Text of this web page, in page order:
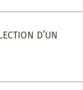
D’UN